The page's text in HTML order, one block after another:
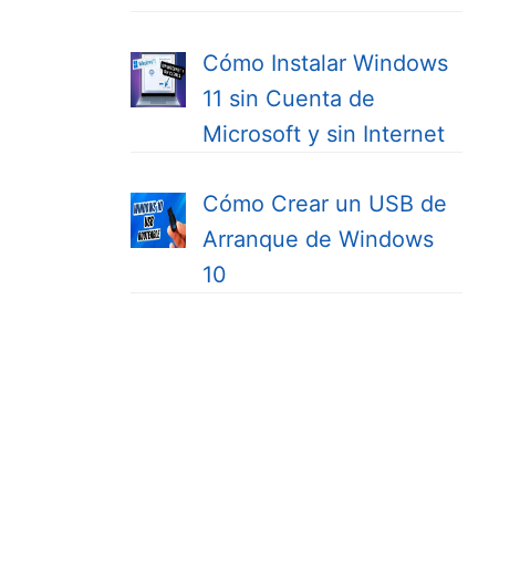
Cómo Instalar Windows
11 sin Cuenta de
Microsoft y sin Internet
Cómo Crear un USB de
Arranque de Windows
10